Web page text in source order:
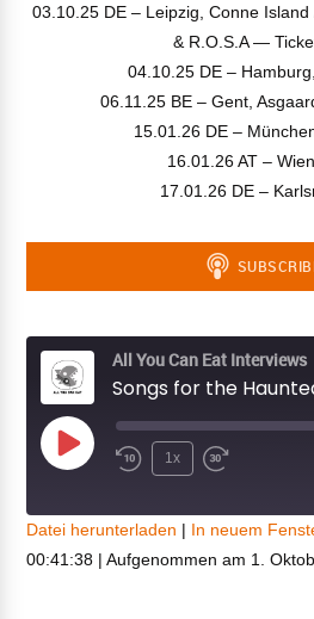
03.10.25 DE – Leipzig, Conne
& R.O.S.A —
04.10.25 DE –
06.11.25 BE – Gent,
15.01.26 DE –
16.01.26 AT –
17.01.26 DE –
All You Can Eat Interviews
Songs for the
Play
1x
TEILEN
Datei herunterladen | In neuem
00:41:38 |Aufgenommen am 1.